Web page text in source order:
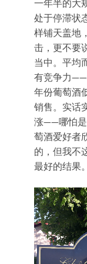
一年半的大
处于停滞状
样铺天盖地
击，更不要
当中。平均
有竞争力
年份葡萄酒
销售。实话
涨——哪怕
萄酒爱好者
的，但我不
最好的结果。